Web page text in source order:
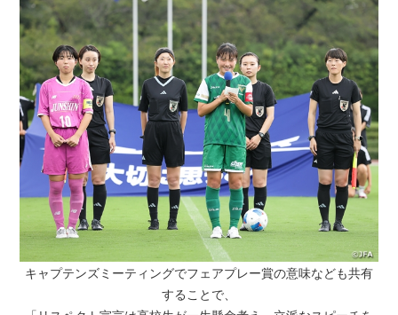
キャプテンズミーティングでフェアプレー賞の意味なども共有
することで、